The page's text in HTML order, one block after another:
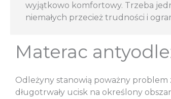
wyjątkowo komfortowy. Trzeba
niemałych przecież trudności i
Materac
Odleżyny stanowią poważny
długotrwały ucisk na określony